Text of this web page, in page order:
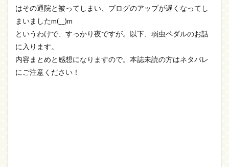
はその通院と被ってしまい、ブログのアップが遅くなってし
まいましたm(__)m
というわけで、すっかり夜ですが。以下、弱虫ペダルのお話
に入ります。
内容まとめと感想になりますので。本誌未読の方はネタバレ
にご注意ください！